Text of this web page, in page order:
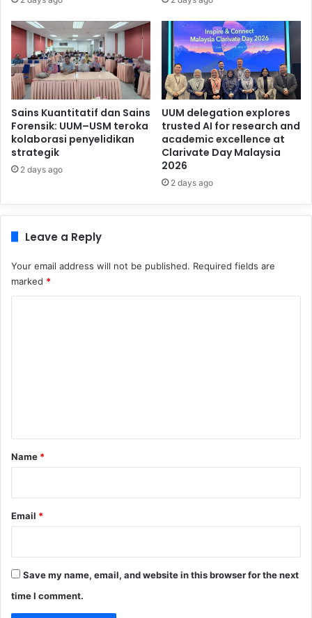
Sains Kuantitatif dan Sains
Forensik: UUM–USM teroka
kolaborasi penyelidikan
strategik
2 days ago
UUM delegation explores
trusted AI for research and
academic excellence at
Clarivate Day Malaysia
2026
2 days ago
Leave a Reply
Your email address will not be published. Required fields are
marked *
*
Name *
Email *
Save my name, email, and website in this browser for the next
time I comment.